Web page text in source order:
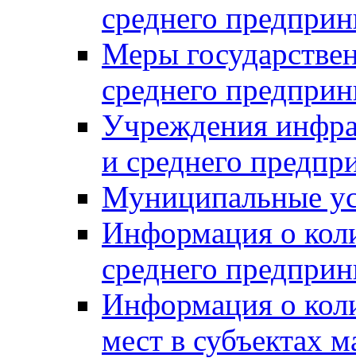
среднего
Меры
среднего
Учреждения
и среднего
Муниципальные
Информация о
среднего
Информация о
мест в субъектах